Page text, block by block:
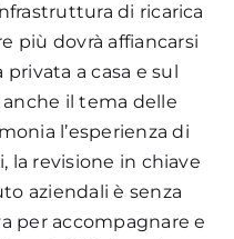
di ricarica
più dovrà affiancarsi
a casa e sul
il tema delle
l’esperienza di
la revisione in chiave
aziendali è senza
per accompagnare e